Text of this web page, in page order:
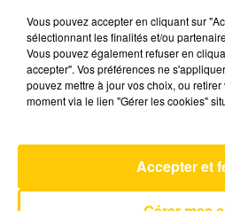
PASCAL
Vous pouvez accepter en cliquant sur
sélectionnant les finalités et/ou
Vous pouvez également refuser en
accepter". Vos préférences ne
pouvez mettre à jour vos choix, ou
moment via le lien "Gérer les cookies"
Accepter et